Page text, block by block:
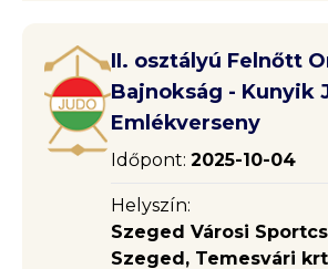
II. osztályú Felnőtt
Bajnokság - Kunyik
Emlékverseny
Időpont: 2025-10-04
Helyszín:
Szeged Városi
Szeged, Temesvári